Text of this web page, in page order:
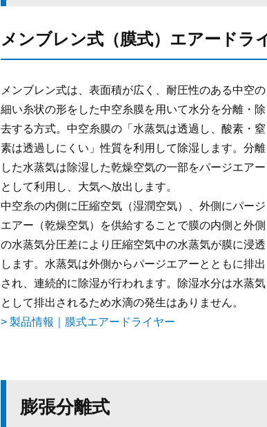
メンブレン式（膜式）エアードラ
メンブレン式は、表面積が広く、耐圧性のある中空の
細い糸状の形をした中空糸膜を用いて水分を分離・除
去する方式。中空糸膜の「水蒸気は透過し、酸素・窒
素は透過しにくい」性質を利用して除湿します。分離
した水蒸気は除湿した乾燥空気の一部をパージエアー
として利用し、大気へ放出します。
中空糸の内側に圧縮空気（湿潤空気）、外側にパージ
エアー（乾燥空気）を供給することで膜の内側と外側
の水蒸気分圧差により圧縮空気中の水蒸気が膜に浸透
します。水蒸気は外側からパージエアーとともに排出
され、連続的に除湿が行われます。除湿水分は水蒸気
として排出されるため水滴の発生はありません。
> 製品情報｜膜式エアードライヤー
膨張分離式